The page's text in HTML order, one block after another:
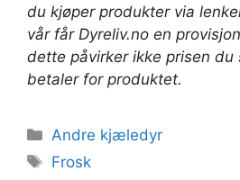
du kjøper produkter via
vår får Dyreliv.no en
dette påvirker ikke prisen du
betaler for produktet.
Kategorier
Andre kjæledyr
Stikkord
Frosk